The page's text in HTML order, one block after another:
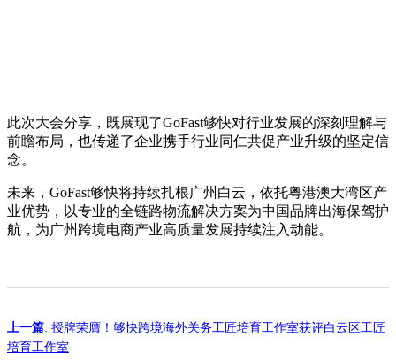
此次大会分享，既展现了GoFast够快对行业发展的深刻理解与
前瞻布局，也传递了企业携手行业同仁共促产业升级的坚定信
念。
未来，GoFast够快将持续扎根广州白云，依托粤港澳大湾区产
业优势，以专业的全链路物流解决方案为中国品牌出海保驾护
航，为广州跨境电商产业高质量发展持续注入动能。
上一篇: 授牌荣膺！够快跨境海外关务工匠培育工作室获评白云区工匠
培育工作室